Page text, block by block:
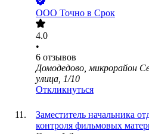
ООО Точно в Срок
4.0
•
6 отзывов
Домодедово, микрорайон
улица, 1/10
Откликнуться
Заместитель начальника
контроля фильмовых